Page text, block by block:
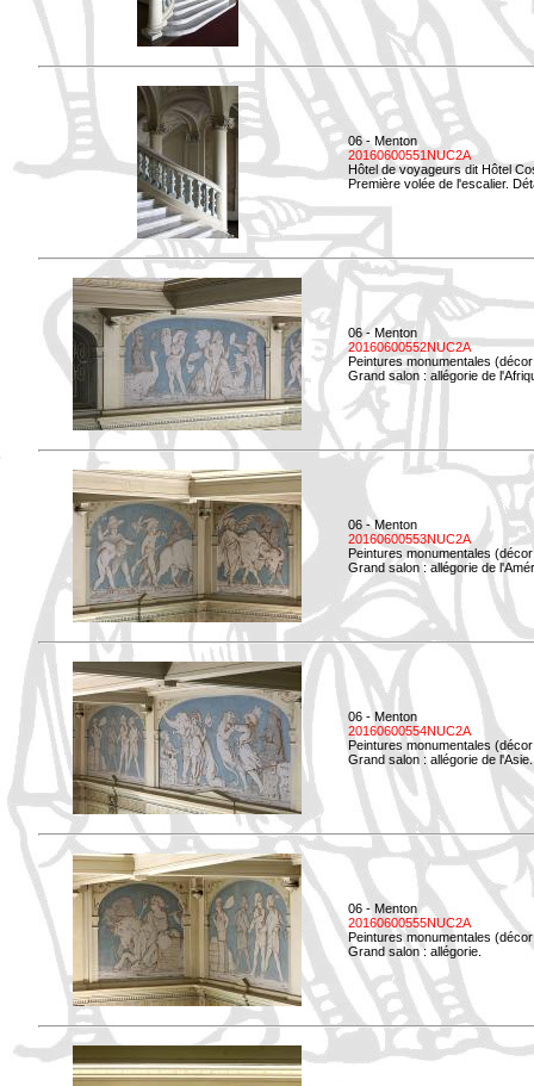
06 - Menton
20160600551NUC2A
Hôtel de voyageurs dit Hôtel
Première volée de l'escalier.
06 - Menton
20160600552NUC2A
Peintures monumentales
Grand salon : allégorie de
06 - Menton
20160600553NUC2A
Peintures monumentales
Grand salon : allégorie de
06 - Menton
20160600554NUC2A
Peintures monumentales
Grand salon : allégorie de l'Asie.
06 - Menton
20160600555NUC2A
Peintures monumentales
Grand salon : allégorie.